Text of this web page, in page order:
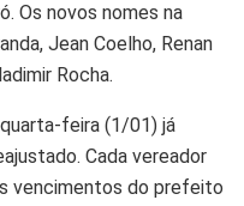
Os novos nomes na
Jean Coelho, Renan
Rocha.
feira (1/01) já
Cada vereador
vencimentos do prefeito